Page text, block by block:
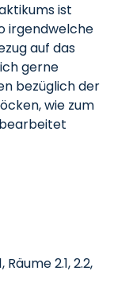
ist
irgendwelche
auf das
gerne
bezüglich der
wie zum
2.1, 2.2,